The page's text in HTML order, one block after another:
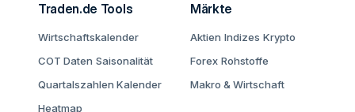
Traden.de Tools
Wirtschaftskalender
COT Daten Saisonalität
Quartalszahlen Kalender
Heatmap
Märkte
Aktien Indizes Krypto
Forex Rohstoffe
Makro & Wirtschaft